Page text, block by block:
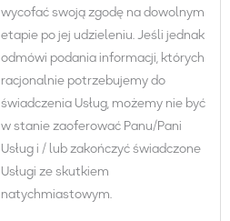
wycofać swoją zgodę na dowolnym
etapie po jej udzieleniu. Jeśli jednak
odmówi podania informacji, których
racjonalnie potrzebujemy do
świadczenia Usług, możemy nie być
w stanie zaoferować Panu/Pani
Usług i / lub zakończyć świadczone
Usługi ze skutkiem
natychmiastowym.